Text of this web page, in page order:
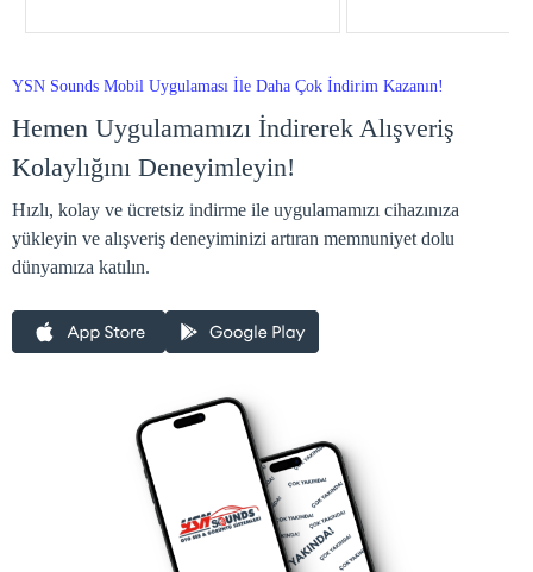
YSN Sounds Mobil Uygulaması İle Daha Çok İndirim Kazanın!
Hemen Uygulamamızı İndirerek Alışveriş
Kolaylığını Deneyimleyin!
Hızlı, kolay ve ücretsiz indirme ile uygulamamızı cihazınıza
yükleyin ve alışveriş deneyiminizi artıran memnuniyet dolu
dünyamıza katılın.